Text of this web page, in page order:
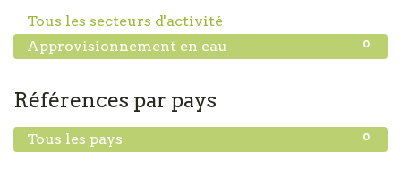
Tous les secteurs d'activité
0
Approvisionnement en eau
Références par pays
0
Tous les pays